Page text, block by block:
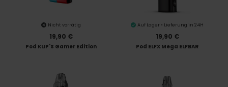
Nicht vorrätig
19,90 €
Pod KLIP'S Gamer Edition
Auf Lager • Lieferung in 24H
19,90 €
Pod ELFX Mega ELFBAR